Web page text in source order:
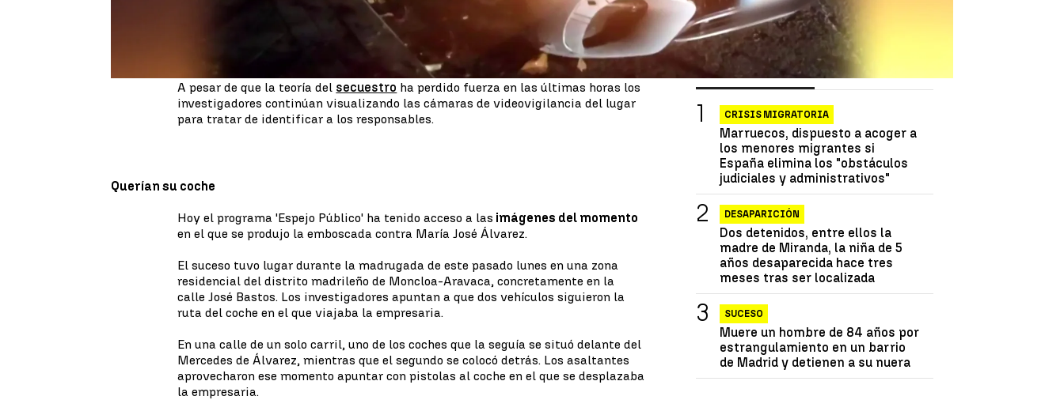
Los investigadores trabajan con esta nueva hipótesis porque antes de que se
produjera el asalto, la empresaria había estado cenando en un restaurante. En un
momento de la velada se quedó sola un par de minutos, tiempo suficiente, según
los expertos, para que los delincuentes la raptaran.
A pesar de que la teoría del secuestro ha perdido fuerza en las últimas horas los
investigadores continúan visualizando las cámaras de videovigilancia del lugar
para tratar de identificar a los responsables.
Querían su coche
Hoy el programa 'Espejo Público' ha tenido acceso a las imágenes del momento
en el que se produjo la emboscada contra María José Álvarez.
El suceso tuvo lugar durante la madrugada de este pasado lunes en una zona
residencial del distrito madrileño de Moncloa-Aravaca, concretamente en la
calle José Bastos. Los investigadores apuntan a que dos vehículos siguieron la
ruta del coche en el que viajaba la empresaria.
En una calle de un solo carril, uno de los coches que la seguía se situó delante del
Mercedes de Álvarez, mientras que el segundo se colocó detrás. Los asaltantes
aprovecharon ese momento apuntar con pistolas al coche en el que se desplazaba
la empresaria.
Las más vistas Lo último
CRISIS MIGRATORIA
Marruecos, dispuesto a acoger a
los menores migrantes si
España elimina los "obstáculos
judiciales y administrativos"
DESAPARICIÓN
Dos detenidos, entre ellos la
madre de Miranda, la niña de 5
años desaparecida hace tres
meses tras ser localizada
SUCESO
Muere un hombre de 84 años por
estrangulamiento en un barrio
de Madrid y detienen a su nuera